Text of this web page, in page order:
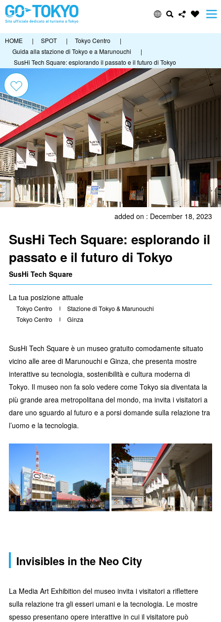
HOME | SPOT | Tokyo Centro
|
Guida alla stazione di Tokyo e a Marunouchi
|
SusHi Tech Square: esplorando il passato e il futuro di Tokyo
added on : December 18, 2023
SusHi Tech Square: esplorando il
passato e il futuro di Tokyo
SusHi Tech Square
La tua posizione attuale
Tokyo Centro
Stazione di Tokyo & Marunouchi
Tokyo Centro
Ginza
SusHi Tech Square è un museo gratuito comodamente situato
vicino alle aree di Marunouchi e Ginza, che presenta mostre
interattive su tecnologia, sostenibilità e cultura moderna di
Tokyo. Il museo non fa solo vedere come Tokyo sia diventata la
più grande area metropolitana del mondo, ma invita i visitatori a
dare uno sguardo al futuro e a porsi domande sulla relazione tra
l’uomo e la tecnologia.
Invisibles in the Neo City
La Media Art Exhibition del museo invita i visitatori a riflettere
sulla relazione tra gli esseri umani e la tecnologia. Le mostre
spesso presentano opere interattive in cui il visitatore può